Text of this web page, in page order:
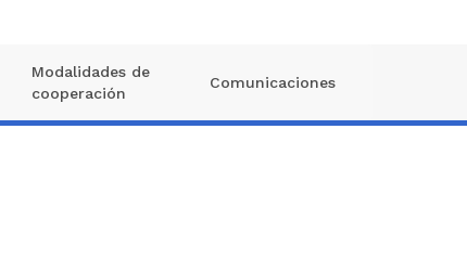
Modalidades de
cooperación
Comunicaciones